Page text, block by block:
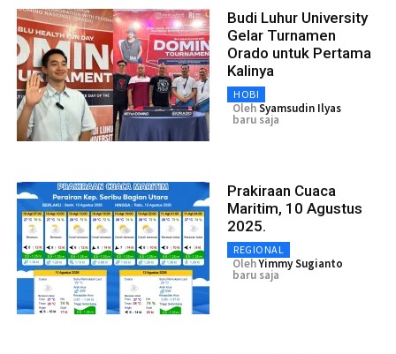
Budi Luhur University
Gelar Turnamen
Orado untuk Pertama
Kalinya
HOBI
OlehSyamsudin Ilyas
baru saja
Prakiraan Cuaca
Maritim, 10 Agustus
2025.
REGIONAL
OlehYimmy Sugianto
baru saja